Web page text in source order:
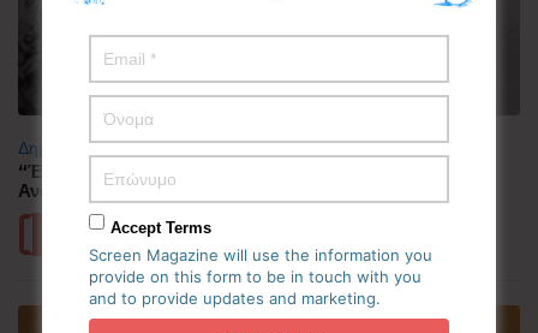
Δημοφιλή
“Έλιωσε” από τη ζέστη η Κορεατική Χερσόνησος –
Ανάσες δροσιάς αναζητούν οι πολίτες
ΠερισσότεραAccept Terms
Screen Magazine will use the information you
provide on this form to be in touch with you
and to provide updates and marketing.